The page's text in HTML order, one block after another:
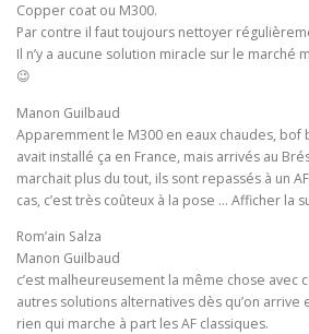
Copper coat ou M300.
Par contre il faut toujours nettoyer
Il n’y a aucune solution miracle sur le marché
😉
Manon Guilbaud
Apparemment le M300 en eaux chaudes, bof
avait installé ça en France, mais arrivés au
marchait plus du tout, ils sont repassés à un
cas, c’est très coûteux à la pose … Afficher la
Rom’ain Salza
Manon Guilbaud
c’est malheureusement la même chose
autres solutions alternatives dès qu’on arrive
rien qui marche à part les AF classiques.